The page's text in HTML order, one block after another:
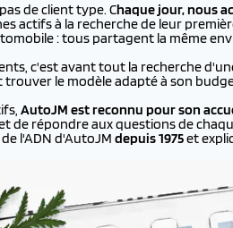
de client type. Chaque jour, nous
actifs à la recherche de leur
: tous partagent la même
c'est avant tout la recherche
le modèle adapté à son
AutoJM est reconnu pour son
de répondre aux questions de
l'ADN d'AutoJM depuis 1975et